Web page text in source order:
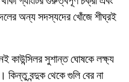
অন্য সদস্যদের খোঁজে শীঘ্রই
কাউন্সিলর সুশান্ত ঘোষকে লক্ষ্য
কিন্তু বন্দুক থেকে গুলি বের না